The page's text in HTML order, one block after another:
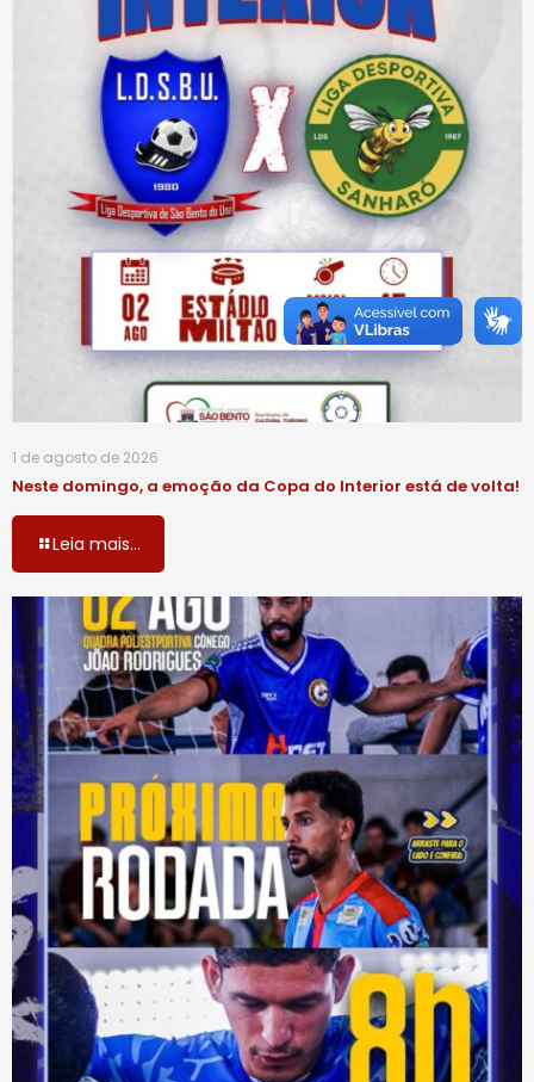
1 de agosto de 2026
Neste domingo, a emoção da Copa do Interior está de volta!
Leia mais...